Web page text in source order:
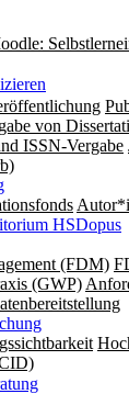
von
ISSN-Vergabe
HSDopus
(FDM)
(GWP)